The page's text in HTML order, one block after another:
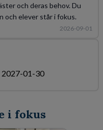
och deras behov. Du
och elever står i fokus.
2026-09-01
2027-01-30
i fokus